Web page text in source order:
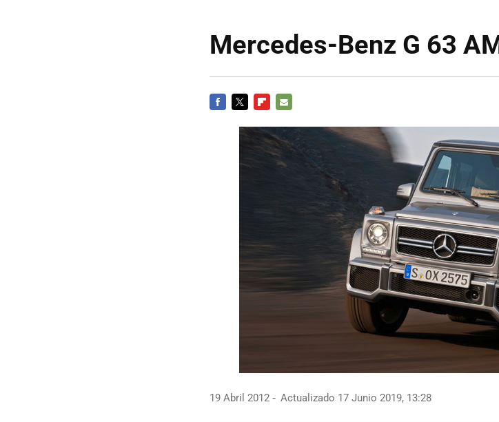
Mercedes-Benz G 63
MAIL
19 Abril 2012 Actualizado 17 Junio 2019, 13:28